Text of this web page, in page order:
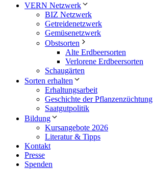
VERN Netzwerk
BIZ Netzwerk
Getreidenetzwerk
Gemüsenetzwerk
Obstsorten
Alte Erdbeersorten
Verlorene Erdbeersorten
Schaugärten
Sorten erhalten
Erhaltungsarbeit
Geschichte der Pflanzenzüchtung
Saatgutpolitik
Bildung
Kursangebote 2026
Literatur & Tipps
Kontakt
Presse
Spenden